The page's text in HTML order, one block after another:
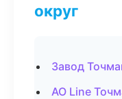
округ
Завод
АО Line